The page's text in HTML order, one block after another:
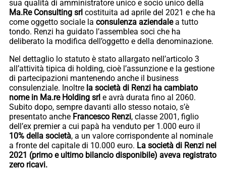
sua qualità di amministratore unico e socio unico della
Ma.Re Consulting srl costituita ad aprile del 2021 e che ha
come oggetto sociale la consulenza aziendalea tutto
tondo. Renzi ha guidato l’assemblea soci che ha
deliberato la modifica dell’oggetto e della denominazione.
Nel dettaglio lo statuto è stato allargato nell’articolo 3
all’attività tipica di holding, cioè l’assunzione e la gestione
di partecipazioni mantenendo anche il business
consulenziale. Inoltre la società di Renzi ha cambiato
nome in Ma.re Holding srl e avrà durata fino al 2060.
Subito dopo, sempre davanti allo stesso notaio, s’è
presentato anche Francesco Renzi, classe 2001, figlio
dell’ex premier a cui papà ha venduto per 1.000 euro il
10% della società, a un valore corrispondente al nominale
a fronte del capitale di 10.000 euro. La società di Renzi nel
2021 (primo e ultimo bilancio disponibile) aveva registrato
zero ricavi.